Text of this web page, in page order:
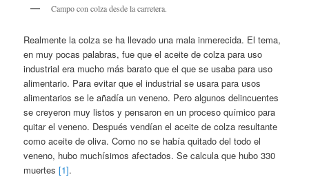
Campo con colza desde la carretera.
Realmente la colza se ha llevado una mala inmerecida. El tema,
en muy pocas palabras, fue que el aceite de colza para uso
industrial era mucho más barato que el que se usaba para uso
alimentario. Para evitar que el industrial se usara para usos
alimentarios se le añadía un veneno. Pero algunos delincuentes
se creyeron muy listos y pensaron en un proceso químico para
quitar el veneno. Después vendían el aceite de colza resultante
como aceite de oliva. Como no se había quitado del todo el
veneno, hubo muchísimos afectados. Se calcula que hubo 330
muertes[1].